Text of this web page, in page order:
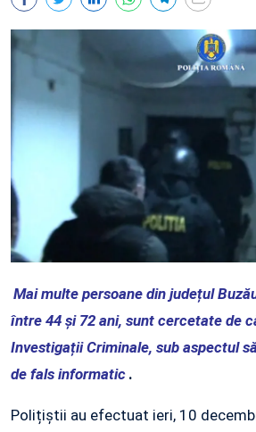
Mai multe persoane din județul
între 44 și 72 ani, sunt cercetate de
Investigații Criminale, sub aspectul
de fals informatic .
Polițiștii au efectuat ieri, 10